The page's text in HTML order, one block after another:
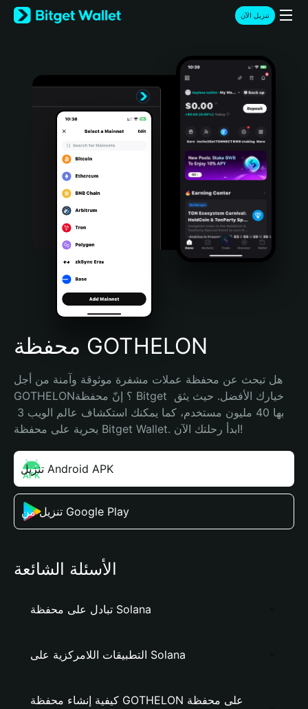
English
日本語
Türkçe
Português (Portugal)
Bahasa Indonesia
Português (Brasil)
Español (Argentina)
تنزيل الآن
محفظة GOTHELON
هل تبحث عن محفظة عملات مشفرة موثوقة وآمنة من أجل
GOTHELON؟ إنّ محفظة Bitget خيارك الأفضل. حيث يثق
بحرية على محفظة Bitget Wallet. ابدأ رحلتك الآن!
تنزيل Android APK
تنزيل من Google Play
الأسئلة الشائعة
تبادل على محفظة Solana
التطبيقات اللامركزية على Solana
كيفية إنشاء محفظة GOTHELON على محفظة